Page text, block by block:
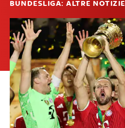
BUNDESLIGA: ALTRE NOTIZIE